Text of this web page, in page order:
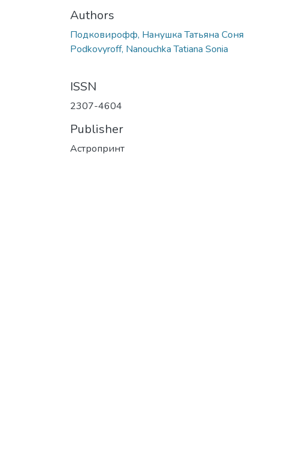
Authors
Подковирофф, Нанушка Татьяна Соня
Podkovyroff, Nanouchka Tatiana Sonia
ISSN
2307-4604
Publisher
Астропринт